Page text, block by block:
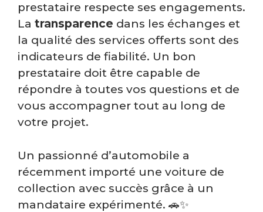
prestataire respecte ses engagements.
La transparence dans les échanges et
la qualité des services offerts sont des
indicateurs de fiabilité. Un bon
prestataire doit être capable de
répondre à toutes vos questions et de
vous accompagner tout au long de
votre projet.
Un passionné d’automobile a
récemment importé une voiture de
collection avec succès grâce à un
mandataire expérimenté. 🚗✨